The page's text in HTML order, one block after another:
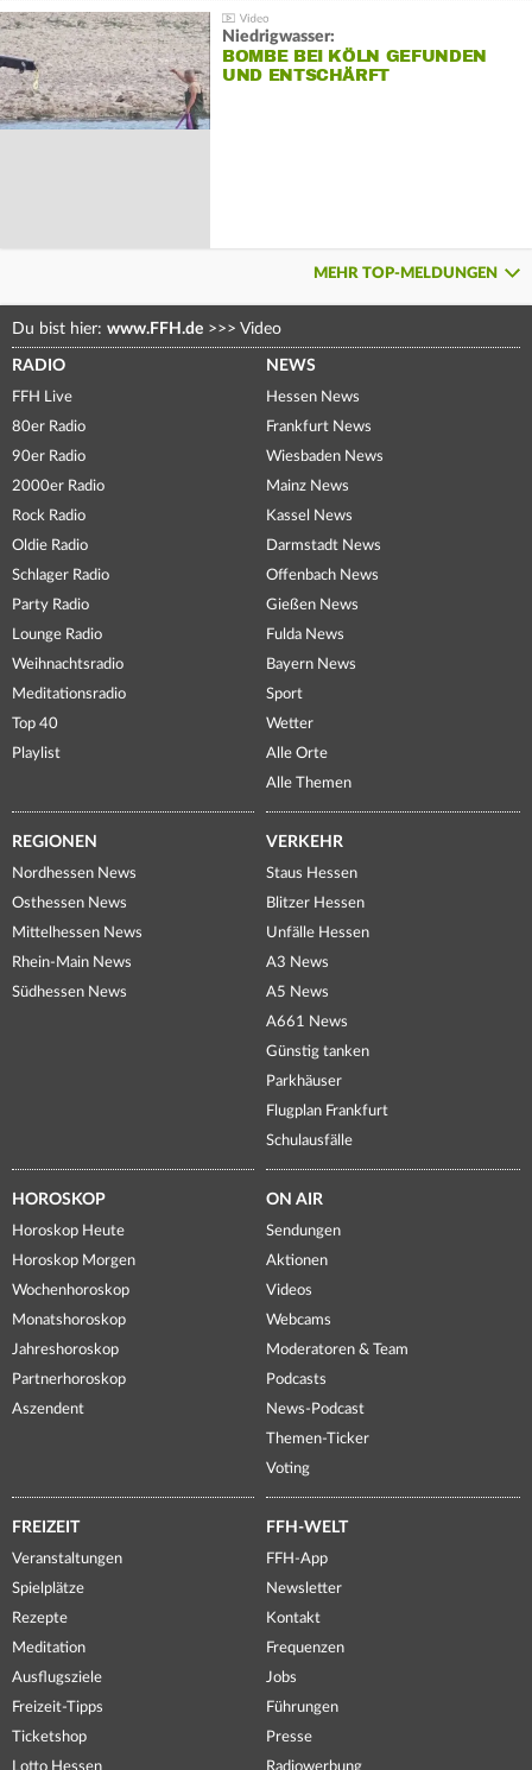
Niedrigwasser:
BOMBE BEI KÖLN GEFUNDEN
UND ENTSCHÄRFT
MEHR TOP-MELDUNGEN
Du bist hier: www.FFH.de >>> Video
RADIO
FFH Live
80er Radio
90er Radio
2000er Radio
Rock Radio
Oldie Radio
Schlager Radio
Party Radio
Lounge Radio
Weihnachtsradio
Meditationsradio
Top 40
Playlist
NEWS
Hessen News
Frankfurt News
Wiesbaden News
Mainz News
Kassel News
Darmstadt News
Offenbach News
Gießen News
Fulda News
Bayern News
Sport
Wetter
Alle Orte
Alle Themen
REGIONEN
Nordhessen News
Osthessen News
Mittelhessen News
Rhein-Main News
Südhessen News
VERKEHR
Staus Hessen
Blitzer Hessen
Unfälle Hessen
A3 News
A5 News
A661 News
Günstig tanken
Parkhäuser
Flugplan Frankfurt
Schulausfälle
HOROSKOP
Horoskop Heute
Horoskop Morgen
Wochenhoroskop
Monatshoroskop
Jahreshoroskop
Partnerhoroskop
Aszendent
ON AIR
Sendungen
Aktionen
Videos
Webcams
Moderatoren & Team
Podcasts
News-Podcast
Themen-Ticker
Voting
FREIZEIT
Veranstaltungen
Spielplätze
Rezepte
Meditation
Ausflugsziele
Freizeit-Tipps
Ticketshop
Lotto Hessen
FFH-WELT
FFH-App
Newsletter
Kontakt
Frequenzen
Jobs
Führungen
Presse
Radiowerbung